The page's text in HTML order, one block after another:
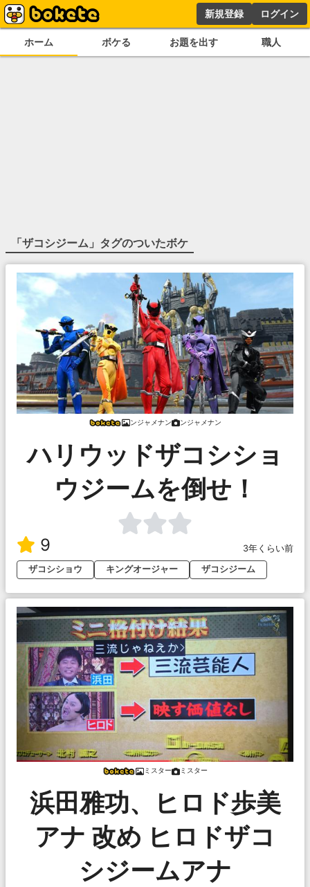
新規登録 ログイン
ホーム ボケる お題を出す 職人
「ザコシジーム 」タグのついたボケ
ンジャメナン ンジャメナン
ハリウッドザコシショ
ウジームを倒せ！
9
3年くらい前
ザコシショウ
キングオージャー ザコシジーム
ミスター ミスター
浜田雅功、ヒロド歩美
アナ 改め ヒロドザコ
シジームアナ